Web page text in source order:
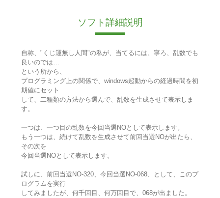
ソフト詳細説明
自称、"くじ運無し人間"の私が、当てるには、寧ろ、乱数でも
良いのでは…
という所から、
プログラミング上の関係で、windows起動からの経過時間を初
期値にセット
して、二種類の方法から選んで、乱数を生成させて表示しま
す。
一つは、一つ目の乱数を今回当選NOとして表示します。
もう一つは、続けて乱数を生成させて前回当選NOが出たら、
その次を
今回当選NOとして表示します。
試しに、前回当選NO-320、今回当選NO-068、として、このプ
ログラムを実行
してみましたが、何千回目、何万回目で、068が出ました。